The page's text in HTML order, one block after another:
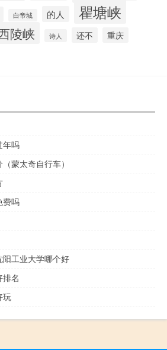
白帝城 的人 瞿塘峡
陵峡 诗人 还不 重庆
年吗
蒙太奇自行车）
费吗
工业大学哪个好
名
玩